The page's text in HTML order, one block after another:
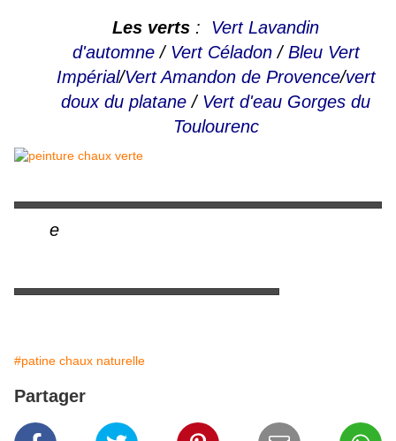
Les verts : Vert Lavandin
d'automne/ Vert Céladon/ Bleu Vert
Impérial/Vert Amandon de Provence/vert
doux du platane / Vert d'eau Gorges du
Toulourenc
e
#patine chaux naturelle
Partager